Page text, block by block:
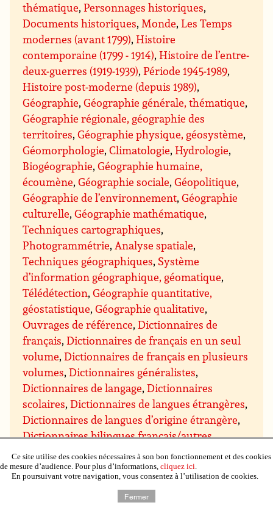
thématique,Personnages historiques,
Documents historiques, Monde,Les Temps
modernes (avant 1799),Histoire
contemporaine (1799 - 1914),Histoire de l’entre-
deux-guerres (1919-1939),Période 1945-1989,
Histoire post-moderne (depuis 1989),
Géographie,Géographie générale, thématique,
Géographie régionale, géographie des
territoires,Géographie physique, géosystème,
Géomorphologie,Climatologie,Hydrologie,
Biogéographie,Géographie humaine,
écoumène,Géographie sociale,Géopolitique,
Géographie de l’environnement,Géographie
culturelle,Géographie mathématique,
Techniques cartographiques,
Photogrammétrie, Analyse spatiale,
Techniques géographiques, Système
d’information géographique, géomatique,
Télédétection,Géographie quantitative,
géostatistique,Géographie qualitative,
Ouvrages de référence,Dictionnaires de
français,Dictionnaires de français en un seul
volume,Dictionnaires de français en plusieurs
volumes,Dictionnaires généralistes,
Dictionnaires de langage,Dictionnaires
scolaires,Dictionnaires de langues étrangères,
Dictionnaires de langues d’origine étrangère,
Dictionnaires bilingues français/autres
langues, Dictionnaires de sciences humaines
Encyclopédies générales,Encyclopédie
générale en un seul volume,Encyclopédie
générale en plusieurs volumes
Ce site utilise des cookies nécessaires à son bon fonctionnement et des cookies
de mesure d’audience. Pour plus d’informations, cliquez ici.
En poursuivant votre navigation, vous consentez à l’utilisation de cookies.
Fermer